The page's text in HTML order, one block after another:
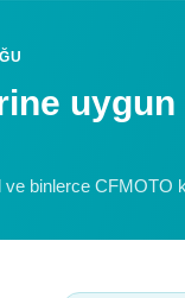
uygun
binlerce CFMOTO